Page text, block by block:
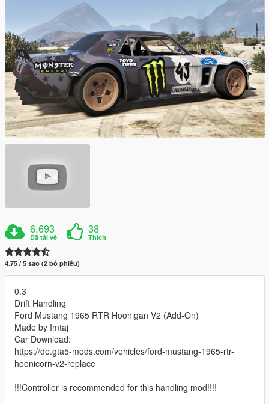
6.693
Đã tải về
38
Thích
4.75 / 5 sao (2 bỏ phiếu)
0.3
Drift Handling
Ford Mustang 1965 RTR Hoonigan V2 (Add-On)
Made by Imtaj
Car Download:
https://de.gta5-mods.com/vehicles/ford-mustang-1965-rtr-
hoonicorn-v2-replace
!!!Controller is recommended for this handling mod!!!!